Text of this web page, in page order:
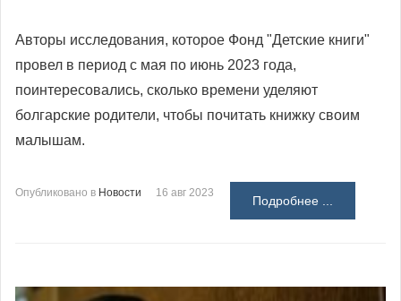
Авторы исследования, которое Фонд "Детские книги"
провел в период с мая по июнь 2023 года,
поинтересовались, сколько времени уделяют
болгарские родители, чтобы почитать книжку своим
малышам.
Опубликовано в Новости 16 авг 2023
Подробнее ...